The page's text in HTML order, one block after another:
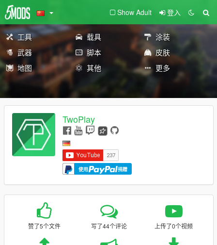
Show Adult 登入
工具 载具
涂装
武器
脚本
皮肤
地图
其他 更多
TwoPlay
使用 捐赠
赞了5个文件 写了44个评论 上传了0个视频